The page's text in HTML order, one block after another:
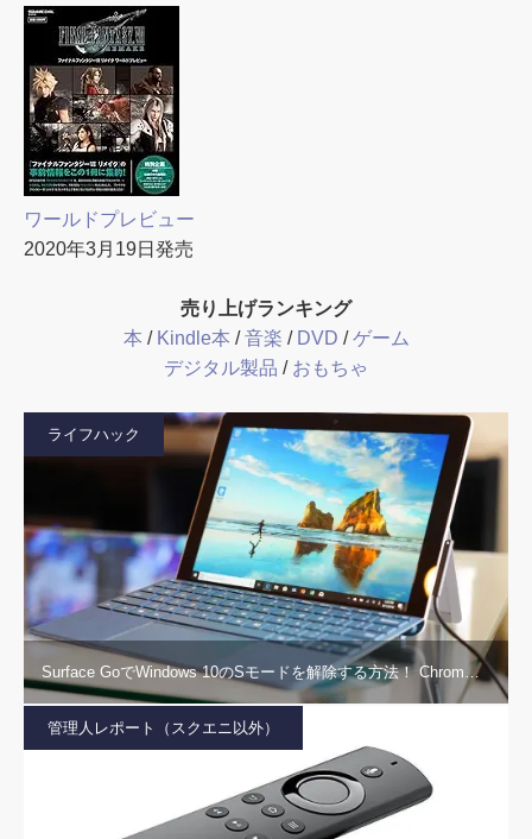
ワールドプレビュー
2020年3月19日発売
売り上げランキング
本 / Kindle本 /音楽 / DVD /ゲーム
デジタル製品 / おもちゃ
ライフハック
Surface GoでWindows 10のSモードを解除する方法！ Chrom…
管理人レポート（スクエニ以外）